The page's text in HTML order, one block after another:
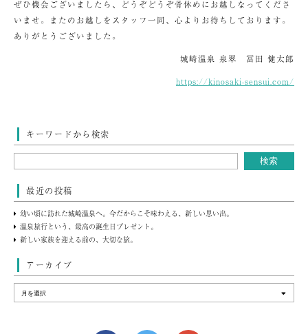
ぜひ機会ございましたら、どうぞどうぞ骨休めにお越しなってくださ
いませ。またのお越しをスタッフ一同、心よりお待ちしております。
ありがとうございました。
城崎温泉 泉翠 冨田 健太郎
https://kinosaki-sensui.com/
キーワードから検索
最近の投稿
幼い頃に訪れた城崎温泉へ。今だからこそ味わえる、新しい思い出。
温泉旅行という、最高の誕生日プレゼント。
新しい家族を迎える前の、大切な旅。
アーカイブ